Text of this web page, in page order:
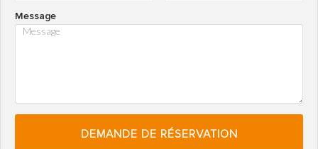
Message
DEMANDE DE RÉSERVATION